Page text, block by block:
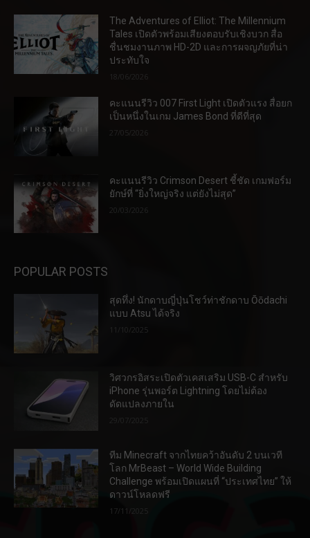
The Adventures of Elliot: The Millennium
Tales เปิดตัวพร้อมเสียงตอบรับเชิงบวก สื่อ
ชื่นชมงานภาพ HD-2D และการผจญภัยที่น่า
ประทับใจ
18/06/2026
คะแนนรีวิว 007 First Light เปิดตัวแรง สื่อยก
เป็นหนึ่งในเกม James Bond ที่ดีที่สุด
27/05/2026
คะแนนรีวิว Crimson Desert ชี้ชัด เกมฟอร์ม
ยักษ์ที่ “ยิ่งใหญ่จริง แต่ยังไม่สุด”
20/03/2026
POPULAR POSTS
สุดทึ่ง! นักดาบญี่ปุ่นโชว์ท่าชักดาบ Ōōdachi
แบบ Atsu ได้จริง
11/10/2025
วิศวกรอิสระเปิดตัวเคสเสริม USB-C สำหรับ
iPhone รุ่นพอร์ต Lightning โดยไม่ต้อง
ดัดแปลงภายใน
ทีม Minecraft จากไทยคว้าอันดับ 2 บนเวที
โลก MrBeast – World Wide Building
Challenge พร้อมเปิดแผนที่ “ประเทศไทย” ให้
ดาวน์โหลดฟรี
17/11/2025